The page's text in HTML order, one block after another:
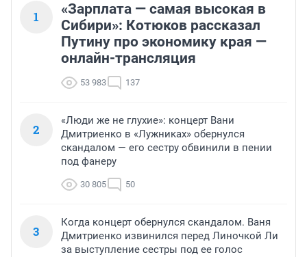
1
«Зарплата — самая высокая в
Сибири»: Котюков рассказал
Путину про экономику края —
онлайн-трансляция
53 983 137
2
«Люди же не глухие»: концерт Вани
Дмитриенко в «Лужниках» обернулся
скандалом — его сестру обвинили в пении
под фанеру
30 805 50
3
Когда концерт обернулся скандалом. Ваня
Дмитриенко извинился перед Линочкой Ли
за выступление сестры под ее голос